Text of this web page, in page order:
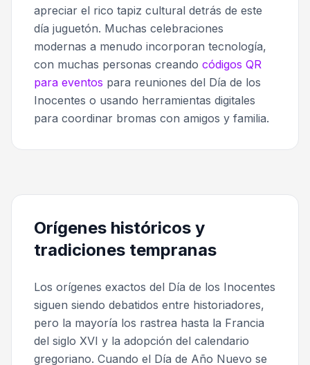
apreciar el rico tapiz cultural detrás de este
día juguetón. Muchas celebraciones
modernas a menudo incorporan tecnología,
con muchas personas creando códigos QR
para eventos para reuniones del Día de los
Inocentes o usando herramientas digitales
para coordinar bromas con amigos y familia.
Orígenes históricos y
tradiciones tempranas
Los orígenes exactos del Día de los Inocentes
siguen siendo debatidos entre historiadores,
pero la mayoría los rastrea hasta la Francia
del siglo XVI y la adopción del calendario
gregoriano. Cuando el Día de Año Nuevo se